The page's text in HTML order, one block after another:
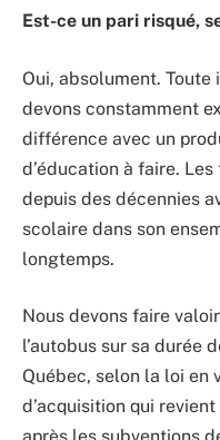
Est-ce un pari risqué,
Oui, absolument. Toute
devons constamment
différence avec un
d’éducation à faire.
depuis des décennies
scolaire dans son
longtemps.
Nous devons faire
l’autobus sur sa durée
Québec, selon la loi en
d’acquisition qui